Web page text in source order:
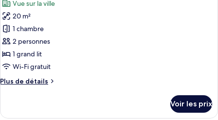
access
to
Toy
Room
Club)
Double
Standard,
balcon,
vue
piscine
access
to
Room
photos
pour
ce
type
de
chambre :
Double
Vue sur la ville
20 m²
1 chambre
2 personnes
1 grand lit
Wi-Fi gratuit
Plus de détails
Plus
le
Voir les prix